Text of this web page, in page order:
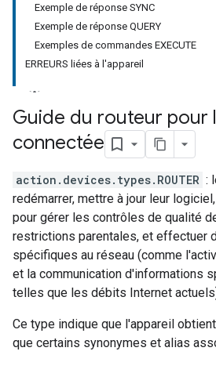
Exemple de réponse SYNC
Exemple de réponse QUERY
Exemples de commandes EXECUTE
ERREURS liées à l'appareil
Guide du routeur pour
connectée
action.devices.types.ROUTER :
redémarrer, mettre à jour leur
pour gérer les contrôles de qualité
restrictions parentales, et effectuer
spécifiques au réseau (comme
et la communication d'informations
telles que les débits Internet
Ce type indique que l'appareil
que certains synonymes et alias